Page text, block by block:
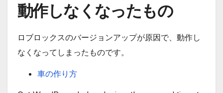
動作しなくなったもの
ロブロックスのバージョンアップが原因で、動作し
なくなってしまったものです。
車の作り方